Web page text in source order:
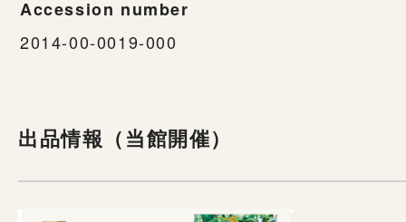
Accession number
2014-00-0019-000
出品情報（当館開催）